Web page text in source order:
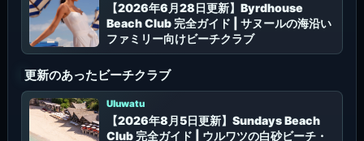
【2026年6月28日更新】Byrdhouse
Beach Club 完全ガイド | サヌールの海沿い
ファミリー向けビーチクラブ
更新のあったビーチクラブ
Uluwatu
【2026年8月5日更新】Sundays Beach
Club 完全ガイド | ウルワツの白砂ビーチ・